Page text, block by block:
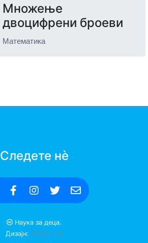
Множење
двоцифрени броеви
Математика
Следете нè
Наука за деца.
Дизајн: HTML5 UP